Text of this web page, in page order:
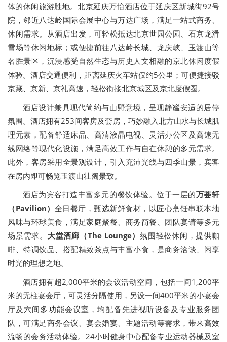
体的休闲旅游胜地。北京延庆万怡酒店位于延庆区新城街92号
院，邻近八达岭国际会展中心与万达广场，满足一站式商务、
休闲需求。从酒店出发，可轻松抵达北京世园公园、石京龙滑
雪场等休闲地标；或便捷前往八达岭长城、龙庆峡、玉渡山等
名胜景区，沉浸感受自然生态与历史人文相融的京北休闲度假
体验。酒店交通便利，距离延庆火车站仅约5公里；可便捷接驳
京藏、京新、京礼高速，轻松衔接北京城区及京北度假圈。
酒店设计兼具现代简约与山野意境，呈现静谧安适的居停
氛围。酒店拥有253间客房及套房，巧妙融入北方山水与长城肌
理元素，配备舒适床品、高清液晶电视、灵活办公区及高速无
线网络等现代化设施，满足高效工作与自在休憩的多元需求。
此外，客房采用全景观设计，引入充沛光线与四季山景，宾客
在房内即可畅览玉渡山壮阔景致。
酒店为宾客打造丰富多元的餐饮体验。位于一层的万荟轩
（Pavilion） 全日餐厅，甄选新鲜食材，以匠心烹饪串联本地
风味与环球美食，满足家庭聚餐、商务简餐、团队宴请等多元
场景需求。 大堂酒廊（The Lounge）氛围轻松休闲，提供咖
啡、特调饮品、搭配精致茶点与丰富小食，是商务洽谈、闲享
时光的理想之地。
酒店拥有超2,000平米的会议活动空间，包括一间1,200平
米的无柱宴会厅，可灵活分隔使用，另设一间400平米的小宴会
厅及六间多功能会议室，均配备先进视听设备及专业服务团
队，可满足商务会议、宴会婚宴、主题活动等需求，带来高效
流畅的会务活动体验。24小时健身中心配备专业运动器械及室